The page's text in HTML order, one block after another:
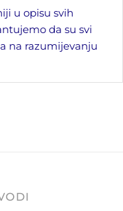
u opisu svih
da su svi
na razumijevanju